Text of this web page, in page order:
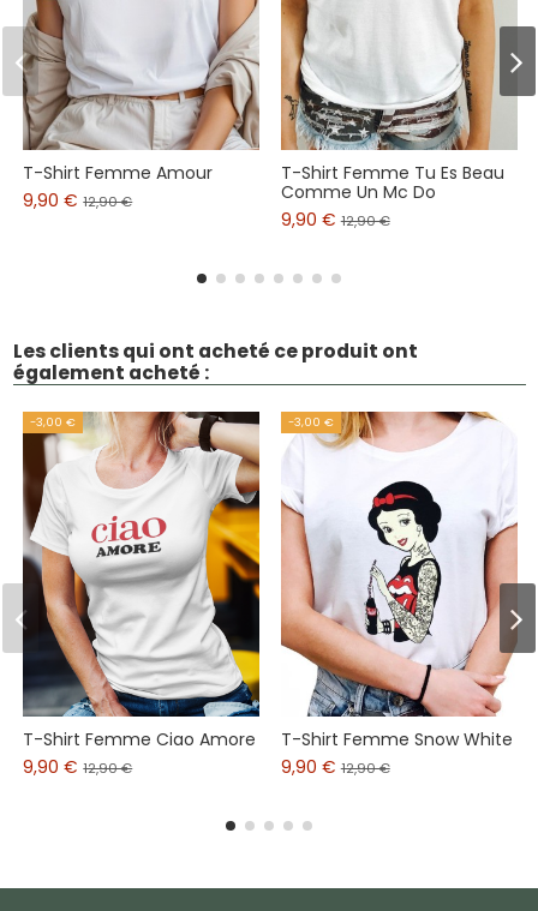
T-Shirt Femme Amour
9,90 €12,90 €
T-Shirt Femme Tu Es Beau
Comme Un Mc Do
9,90 €12,90 €
Les clients qui ont acheté ce produit ont
également acheté :
-3,00 €
T-Shirt Femme Ciao Amore
9,90 €12,90 €
-3,00 €
T-Shirt Femme Snow White
9,90 €12,90 €